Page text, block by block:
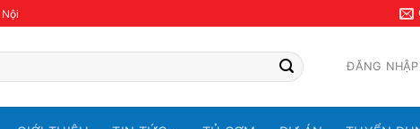
ĐĂNG NHẬP